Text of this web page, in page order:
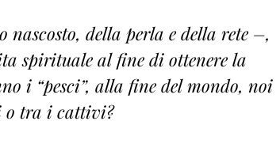
nascosto, della perla e della rete –,
spirituale al fine di ottenere la
i “pesci”, alla fine del mondo, noi
o tra i cattivi?